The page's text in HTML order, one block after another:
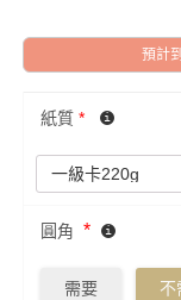
預計
紙質 *
圓角 *
需要 不